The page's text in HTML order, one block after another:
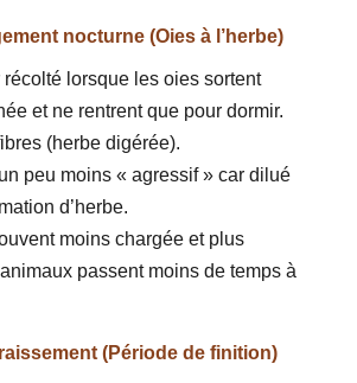
nocturne (Oies à l’herbe)
récolté lorsque les oies sortent
et ne rentrent que pour dormir.
(herbe digérée).
peu moins « agressif » car dilué
d’herbe.
moins chargée et plus
passent moins de temps à
(Période de finition)